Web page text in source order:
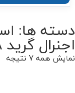
دسته ها:
اجنرال گرید A
نمایش همه 7 نتیجه